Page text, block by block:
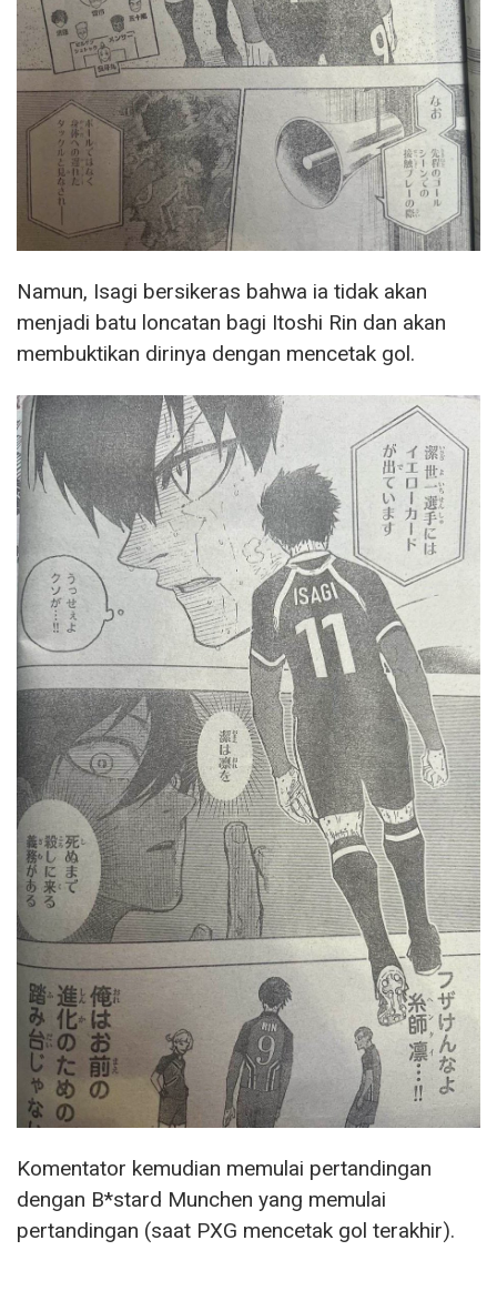
Namun, Isagi bersikeras bahwa ia tidak akan
menjadi batu loncatan bagi Itoshi Rin dan akan
membuktikan dirinya dengan mencetak gol.
Komentator kemudian memulai pertandingan
dengan B*stard Munchen yang memulai
pertandingan (saat PXG mencetak gol terakhir).